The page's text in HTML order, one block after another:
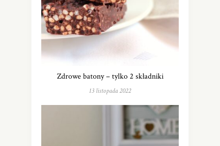
Zdrowe batony – tylko 2 składniki
13 listopada 2022